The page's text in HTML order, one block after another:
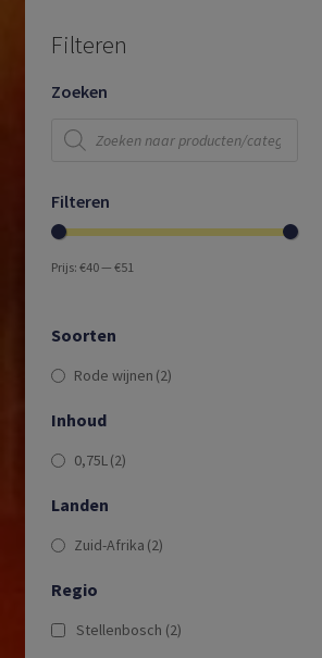
Filteren
Zoeken
Producten
zoeken
Filteren
Prijs: €40— €51
Soorten
Rode wijnen (2)
Inhoud
0,75L(2)
Landen
Zuid-Afrika (2)
Regio
Stellenbosch (2)